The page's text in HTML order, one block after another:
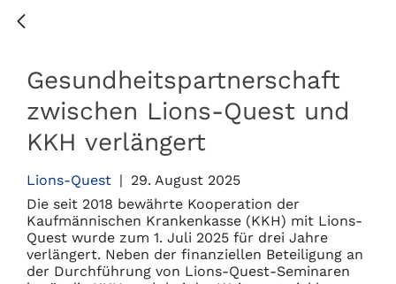
Gesundheitspartnerschaft
zwischen Lions-Quest und
KKH verlängert
Lions-Quest | 29. August 2025
Die seit 2018 bewährte Kooperation der
Kaufmännischen Krankenkasse (KKH) mit Lions-
Quest wurde zum 1. Juli 2025 für drei Jahre
verlängert. Neben der finanziellen Beteiligung an
der Durchführung von Lions-Quest-Seminaren